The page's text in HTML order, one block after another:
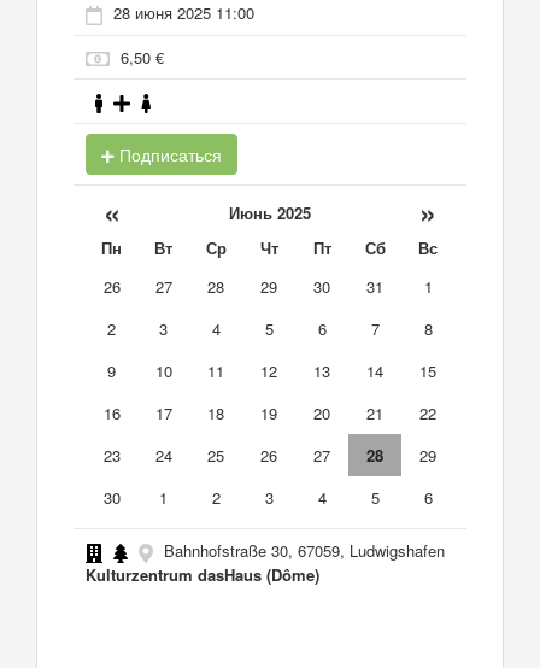
28 июня 2025 11:00
6,50 €
Подписаться
« Июнь 2025 »
Пн Вт Ср Чт Пт Сб
Вс
26
27 28 29 30 31
1
2
3 4 5 6 7
8
9
10 11 12 13 14
15
16
17 18 19 20 21
22
23
24 25 26 27 28
29
30
1 2 3 4 5 6
Bahnhofstraße 30, 67059, Ludwigshafen
Kulturzentrum dasHaus (Dôme)